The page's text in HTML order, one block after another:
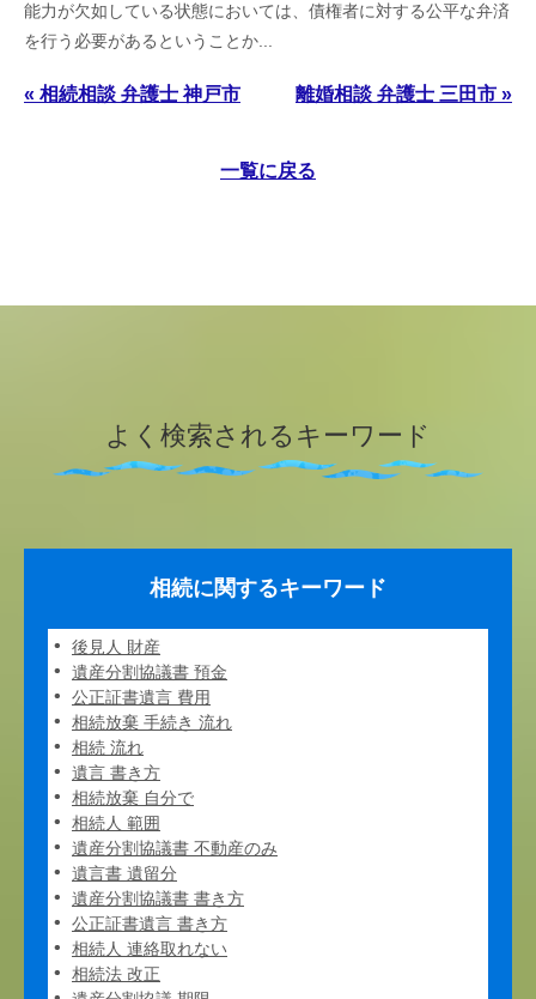
能力が欠如している状態においては、債権者に対する公平な弁済
を行う必要があるということか...
« 相続相談 弁護士 神戸市 離婚相談 弁護士 三田市 »
一覧に戻る
よく検索されるキーワード
相続に関するキーワード
後見人 財産
遺産分割協議書 預金
公正証書遺言 費用
相続放棄 手続き 流れ
相続 流れ
遺言 書き方
相続放棄 自分で
相続人 範囲
遺産分割協議書 不動産のみ
遺言書 遺留分
遺産分割協議書 書き方
公正証書遺言 書き方
相続人 連絡取れない
相続法 改正